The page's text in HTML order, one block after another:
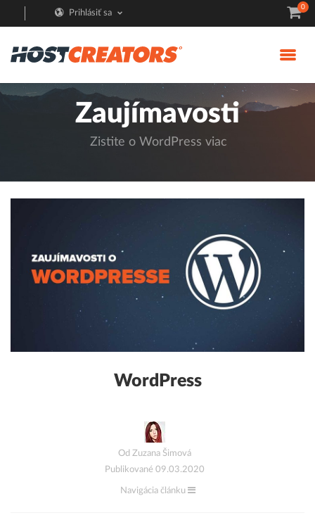
Prihlásiť sa
0
Zaujímavosti
Zistite o WordPress viac
WordPress
Od Zuzana Šimová
Publikované 09.03.2020
Navigácia článku